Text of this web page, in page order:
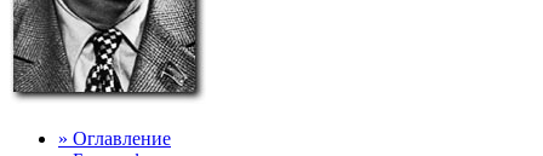
» Оглавление